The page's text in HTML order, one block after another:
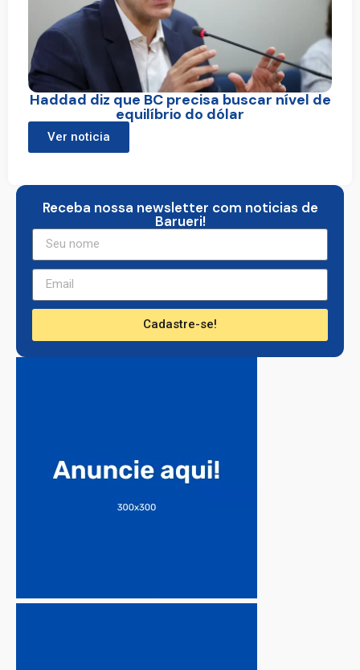
Haddad diz que BC precisa buscar nível de
equilíbrio do dólar
Ver noticia
Receba nossa newsletter com noticias de
Barueri!
Cadastre-se!